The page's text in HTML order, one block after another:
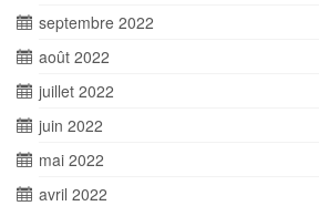
septembre 2022
août 2022
juillet 2022
juin 2022
mai 2022
avril 2022